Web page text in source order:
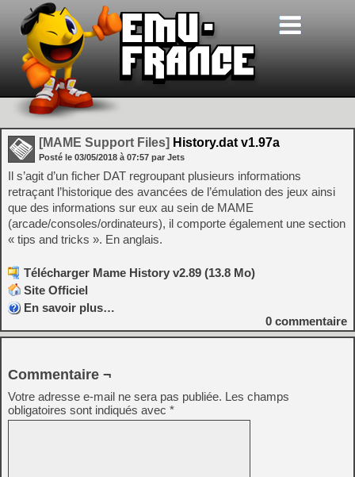
[MAME Support Files] History.dat v1.97a
Posté le 03/05/2018 à 07:57 par Jets
Il s’agit d’un ficher DAT regroupant plusieurs informations
retraçant l’historique des avancées de l’émulation des jeux ainsi
que des informations sur eux au sein de MAME
(arcade/consoles/ordinateurs), il comporte également une section
« tips and tricks ». En anglais.
Télécharger Mame History v2.89 (13.8 Mo)
Site Officiel
En savoir plus…
0 commentaire
Commentaire ¬
Votre adresse e-mail ne sera pas publiée. Les champs
obligatoires sont indiqués avec *